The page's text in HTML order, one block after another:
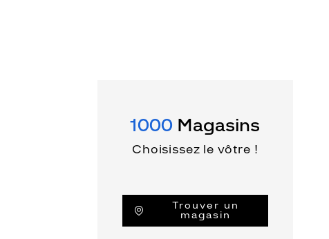
1000 Magasins
Choisissez le vôtre !
Trouver un
magasin